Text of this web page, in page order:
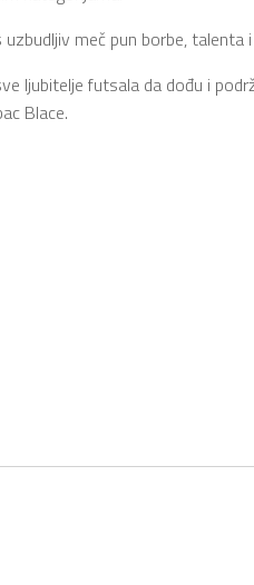
uzbudljiv meč pun borbe, talenta
ljubitelje futsala da dođu i
Blace.